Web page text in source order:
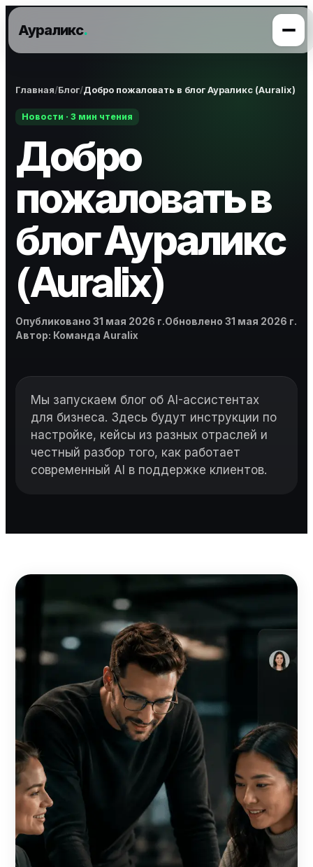
Аураликс.
Главная Блог Добро пожаловать в блог Аураликс (Auralix)
Новости · 3 мин чтения
Добро
пожаловать в
блог Аураликс
(Auralix)
Опубликовано
Опубликовано 31 мая 2026 г.Обновлено
Обновлено 31 мая 2026 г.
Автор
Автор: Команда Auralix
Мы запускаем блог об AI-ассистентах
для бизнеса. Здесь будут инструкции по
настройке, кейсы из разных отраслей и
честный разбор того, как работает
современный AI в поддержке клиентов.